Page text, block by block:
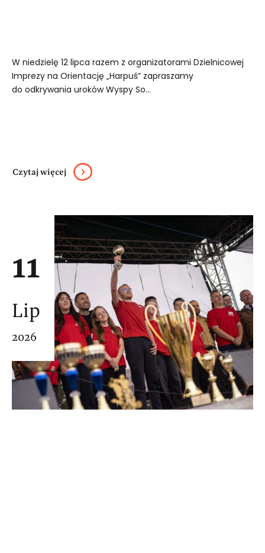
W niedzielę 12 lipca razem z organizatorami Dzielnicowej
Imprezy na Orientację „Harpuś” zapraszamy
do odkrywania uroków Wyspy So...
Czytaj więcej
11
Lip
2026